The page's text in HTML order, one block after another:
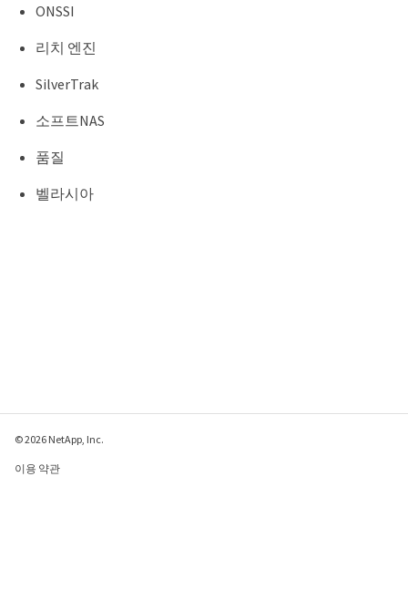
ONSSI
리치 엔진
SilverTrak
소프트NAS
품질
벨라시아
© 2026 NetApp, Inc.
이용 약관